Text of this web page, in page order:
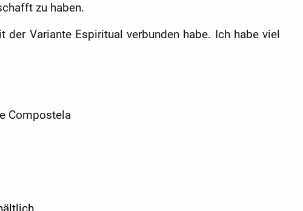
zu haben.
Variante Espiritual verbunden habe. Ich habe viel
Compostela